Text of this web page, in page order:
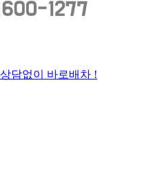
담없이 바로배차 !